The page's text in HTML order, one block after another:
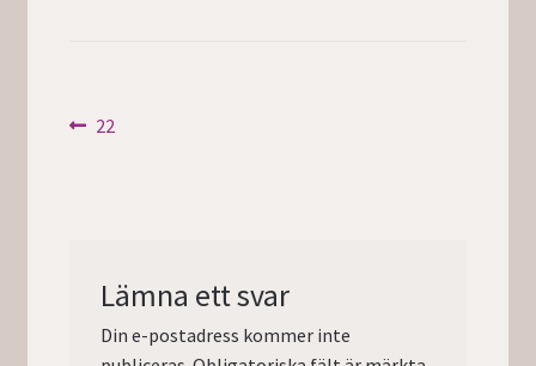
Inläggsnavigering
Föregående
22
Lämna ett svar
Din e-postadress kommer inte